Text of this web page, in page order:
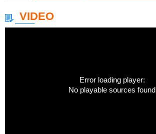
VIDEO
Error loading player:
No playable sources found